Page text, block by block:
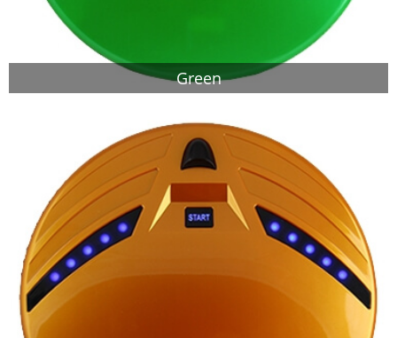
Green